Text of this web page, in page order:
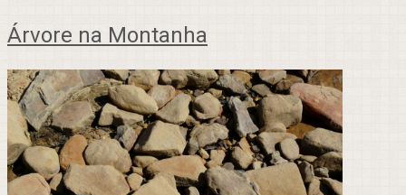
Árvore na Montanha